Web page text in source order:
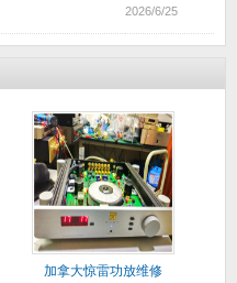
2026/6/25
加拿大惊雷功放维修